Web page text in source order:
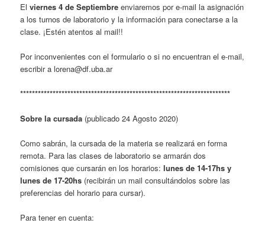
Elviernes 4 de Septiembre enviaremos por e-mail la asignación
a los turnos de laboratorio y la información para conectarse a la
clase. ¡Estén atentos al mail!!
Por inconvenientes con el formulario o si no encuentran el e-mail,
escribir a lorena@df.uba.ar
***********************************************************************
Sobre la cursada (publicado 24 Agosto 2020)
Como sabrán, la cursada de la materia se realizará en forma
remota. Para las clases de laboratorio se armarán dos
comisiones que cursarán en los horarios:lunes de 14-17hs y
lunes de 17-20hs (recibirán un mail consultándolos sobre las
preferencias del horario para cursar).
Para tener en cuenta: